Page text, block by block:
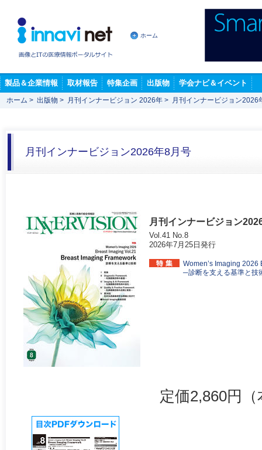
ホーム
製品＆企業情報 取材報告 特集企画 出版物 学会ナビ＆イベント
ホーム > 出版物 > 月刊インナービジョン 2026年 > 月刊インナービジョン2026
月刊インナービジョン2026年8月号
月刊インナービジョン
Vol.41 No.8
2026年7月25日発行
Women’s Imaging
─診断を支える基準と技
定価2,860円